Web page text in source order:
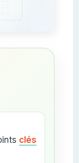
clés